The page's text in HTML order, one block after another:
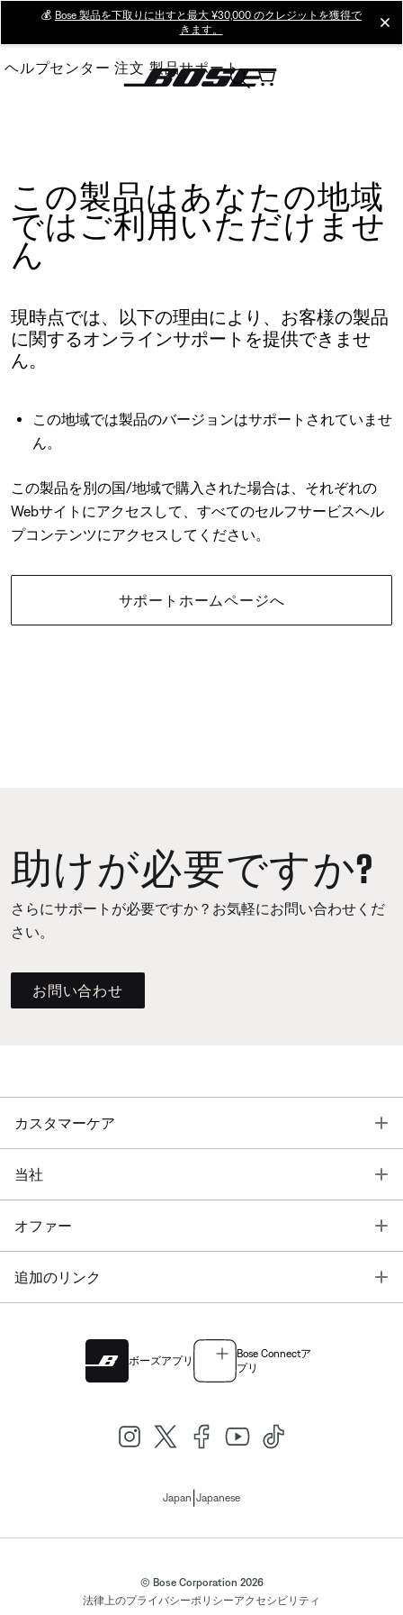
Main
💰 Bose 製品を下取りに出すと最大 ¥30,000 のクレジットを獲得で
きます。
ヘルプセンター 注文 製品サポート
この製品はあなたの地域
ではご利用いただけませ
ん
現時点では、以下の理由により、お客様の製品
に関するオンラインサポートを提供できませ
ん。
この地域では製品のバージョンはサポートされていませ
ん。
この製品を別の国/地域で購入された場合は、それぞれの
Webサイトにアクセスして、すべてのセルフサービスヘル
プコンテンツにアクセスしてください。
サポートホームページへ
助けが必要ですか?
さらにサポートが必要ですか？お気軽にお問い合わせくだ
さい。
お問い合わせ
カスタマーケア
当社
オファー
追加のリンク
ボーズアプリ
Bose Connectア
プリ
Japan Japanese
© Bose Corporation 2026
法律上のプライバシーポリシーアクセシビリティ